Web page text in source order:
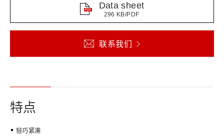
联系我们
Data sheet
296 KB/PDF
特点
轻巧紧凑